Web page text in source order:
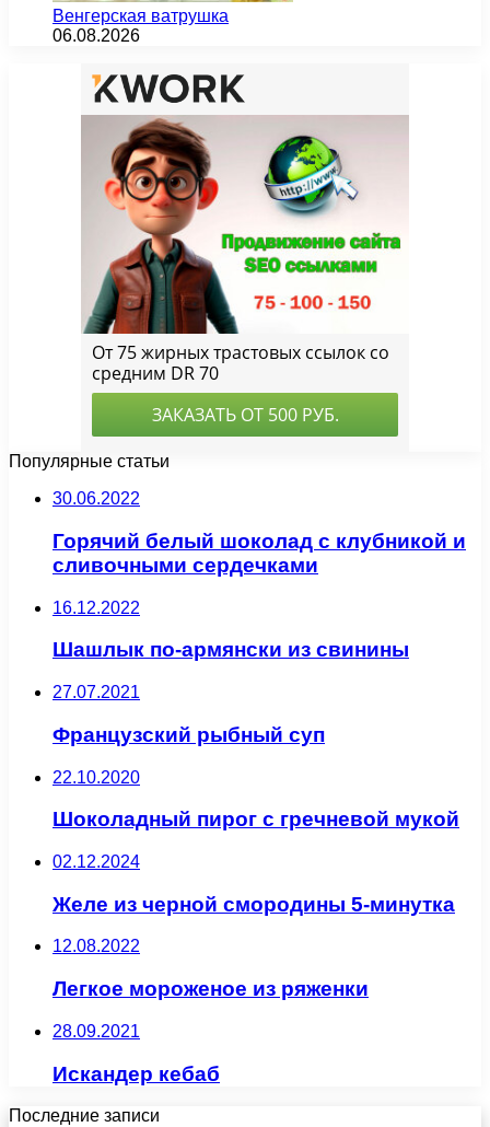
Венгерская ватрушка
06.08.2026
Популярные статьи
30.06.2022
Горячий белый шоколад с клубникой и
сливочными сердечками
16.12.2022
Шашлык по-армянски из свинины
27.07.2021
Французский рыбный суп
22.10.2020
Шоколадный пирог с гречневой мукой
02.12.2024
Желе из черной смородины 5-минутка
12.08.2022
Легкое мороженое из ряженки
28.09.2021
Искандер кебаб
Последние записи